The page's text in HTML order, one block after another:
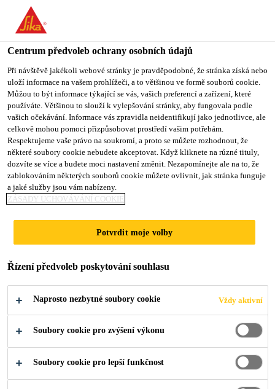
You are accessing "Sika CZ", it seems you are accessing it from
"Spojené státy". We have a dedicated website for your country.
TO SIKA
USA
STAY ON SIKA
CZ
STÁT
Sika CZ
DOPLŇKOVÉ
PRODUKTY
Produkty pro stavebnictví ... Doplňkové produkty
Centrum předvoleb ochrany osobních údajů
Při návštěvě jakékoli webové stránky je pravděpodobné, že stránka získá nebo
uloží informace na vašem prohlížeči, a to většinou ve formě souborů cookie.
Můžou to být informace týkající se vás, vašich preferencí a zařízení, které
používáte. Většinou to slouží k vylepšování stránky, aby fungovala podle
vašich očekávání. Informace vás zpravidla neidentifikují jako jednotlivce, ale
celkově mohou pomoci přizpůsobovat prostředí vašim potřebám.
Respektujeme vaše právo na soukromí, a proto se můžete rozhodnout, že
některé soubory cookie nebudete akceptovat. Když kliknete na různé tituly,
dozvíte se více a budete moci nastavení změnit. Nezapomínejte ale na to, že
zablokováním některých souborů cookie můžete ovlivnit, jak stránka funguje
a jaké služby jsou vám nabízeny.
ZÁSADY UCHOVÁVÁNÍ COOKIE
Potvrdit moje volby
Řízení předvoleb poskytování souhlasu
Naprosto nezbytné soubory cookie Vždy aktivní
Soubory cookie pro zvýšení výkonu
Soubory cookie pro lepší funkčnost